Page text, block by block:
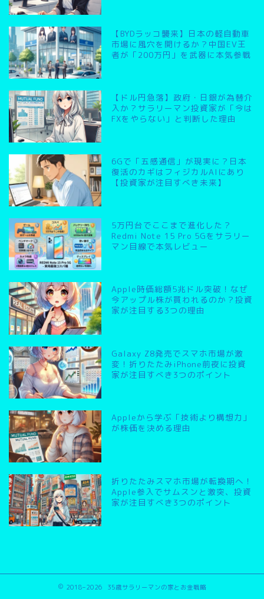
【BYDラッコ襲来】日本の軽自動車
市場に風穴を開けるか？中国EV王
者が「200万円」を武器に本気参戦
【ドル円急落】政府・日銀が為替介
入か？サラリーマン投資家が「今は
FXをやらない」と判断した理由
6Gで「五感通信」が現実に？日本
復活のカギはフィジカルAIにあり
【投資家が注目すべき未来】
5万円台でここまで進化した？
Redmi Note 15 Pro 5Gをサラリー
マン目線で本気レビュー
Apple時価総額5兆ドル突破！なぜ
今アップル株が買われるのか？投資
家が注目する3つの理由
Galaxy Z8発売でスマホ市場が激
変！折りたたみiPhone前夜に投資
家が注目すべき3つのポイント
Appleから学ぶ「技術より構想力」
が株価を決める理由
折りたたみスマホ市場が転換期へ！
Apple参入でサムスンと激突、投資
家が注目すべき3つのポイント
2018–2026 35歳サラリーマンの家とお金戦略